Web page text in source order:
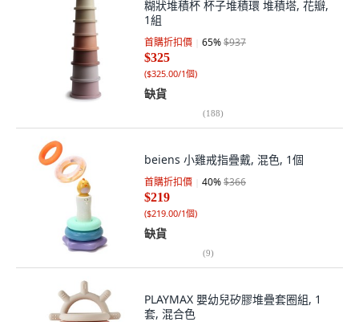
糊狀堆積杯 杯子堆積環 堆積塔, 花瓣,
1組
首購折扣價 65%$937
$325
($325.00/1個)
缺貨
(188)
beiens 小雞戒指疊戴, 混色, 1個
首購折扣價 40%$366
$219
($219.00/1個)
缺貨
(9)
PLAYMAX 嬰幼兒矽膠堆疊套圈組, 1
套, 混合色